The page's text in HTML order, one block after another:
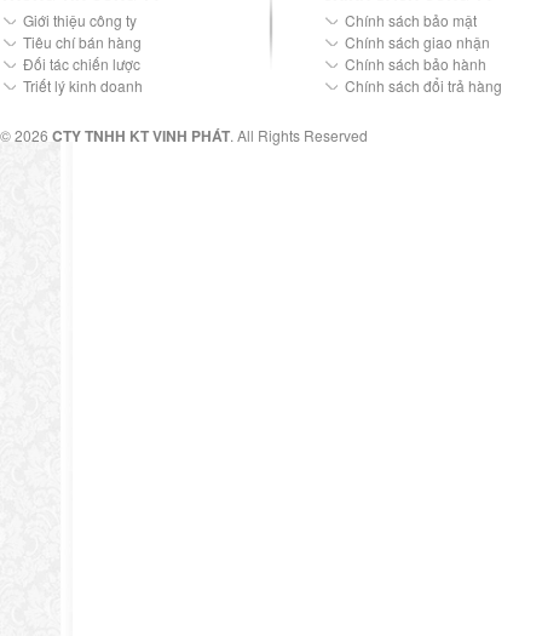
Giới thiệu công ty
Tiêu chí bán hàng
Đối tác chiến lược
Triết lý kinh doanh
Chính sách bảo mật
Chính sách giao nhận
Chính sách bảo hành
Chính sách đổi trả hàng
© 2026 CTY TNHH KT VINH PHÁT. All Rights Reserved